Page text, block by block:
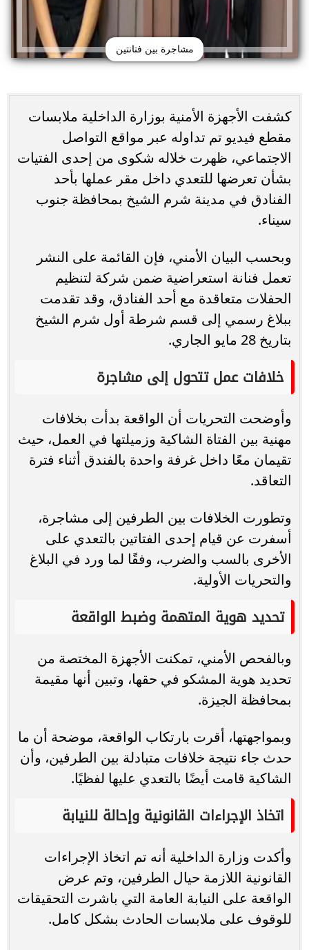
مشاجرة بين فتانتين
كشفت الأجهزة الأمنية بوزارة الداخلية ملابسات
مقطع فيديو تم تداوله عبر مواقع التواصل
الاجتماعي، ظهرت خلاله شكوى من إحدى الفتيات
بشأن تعرضها للتعدي داخل مقر عملها بأحد
الفنادق في مدينة شرم الشيخ بمحافظة جنوب
سيناء.
وبحسب البيان الأمني، فإن القائمة على النشر
تعمل فنانة استعراضية ضمن شركة لتنظيم
الحفلات متعاقدة مع أحد الفنادق، وقد تقدمت
ببلاغ رسمي إلى قسم شرطة أول شرم الشيخ
بتاريخ 28 مايو الجاري.
خلافات عمل تتحول إلى مشاجرة
وأوضحت التحريات أن الواقعة بدأت بخلافات
مهنية بين الفتاة الشاكية وزميلتها في العمل، حيث
تقيمان معًا داخل غرفة واحدة بالفندق أثناء فترة
التعاقد.
وتطورت الخلافات بين الطرفين إلى مشاجرة،
أسفرت عن قيام إحدى الفتاتين بالتعدي على
الأخرى بالسب والضرب، وفقًا لما ورد في البلاغ
والتحريات الأولية.
تحديد هوية المتهمة وضبط الواقعة
وبالفحص الأمني، تمكنت الأجهزة المختصة من
تحديد هوية المشكو في حقها، وتبين أنها مقيمة
بمحافظة الجيزة.
وبمواجهتها، أقرت بارتكاب الواقعة، موضحة أن ما
حدث جاء نتيجة خلافات متبادلة بين الطرفين، وأن
الشاكية قامت أيضًا بالتعدي عليها لفظيًا.
اتخاذ الإجراءات القانونية وإحالة للنيابة
وأكدت وزارة الداخلية أنه تم اتخاذ الإجراءات
القانونية اللازمة حيال الطرفين، وتم عرض
الواقعة على النيابة العامة التي باشرت التحقيقات
للوقوف على ملابسات الحادث بشكل كامل.